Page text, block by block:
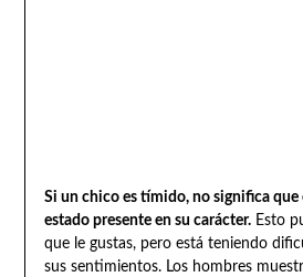
Si un chico es tímido, no significa que
estado presente en su carácter.Esto
que le gustas, pero está teniendo
sus sentimientos. Los hombres